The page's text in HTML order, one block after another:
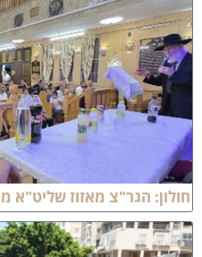
הגר"צ מאזוז שליט"א